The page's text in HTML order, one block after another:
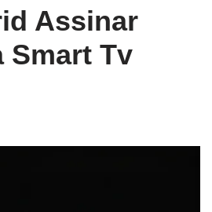
Assinar
Smart Tv